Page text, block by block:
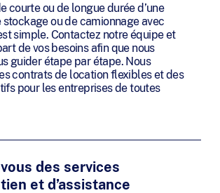
courte ou de longue durée d’une
stockage ou de camionnage avec
simple. Contactez notre équipe et
de vos besoins afin que nous
guider étape par étape. Nous
contrats de location flexibles et des
pour les entreprises de toutes
des services
et d’assistance